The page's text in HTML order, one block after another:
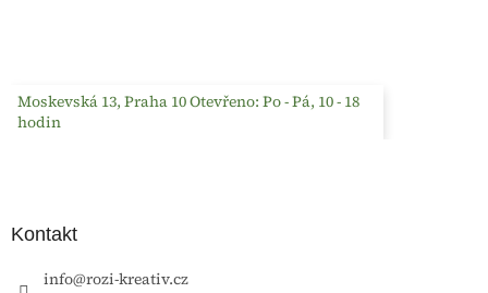
Moskevská 13, Praha 10 Otevřeno: Po - Pá, 10 - 18
hodin
Kontakt
info@rozi-kreativ.cz